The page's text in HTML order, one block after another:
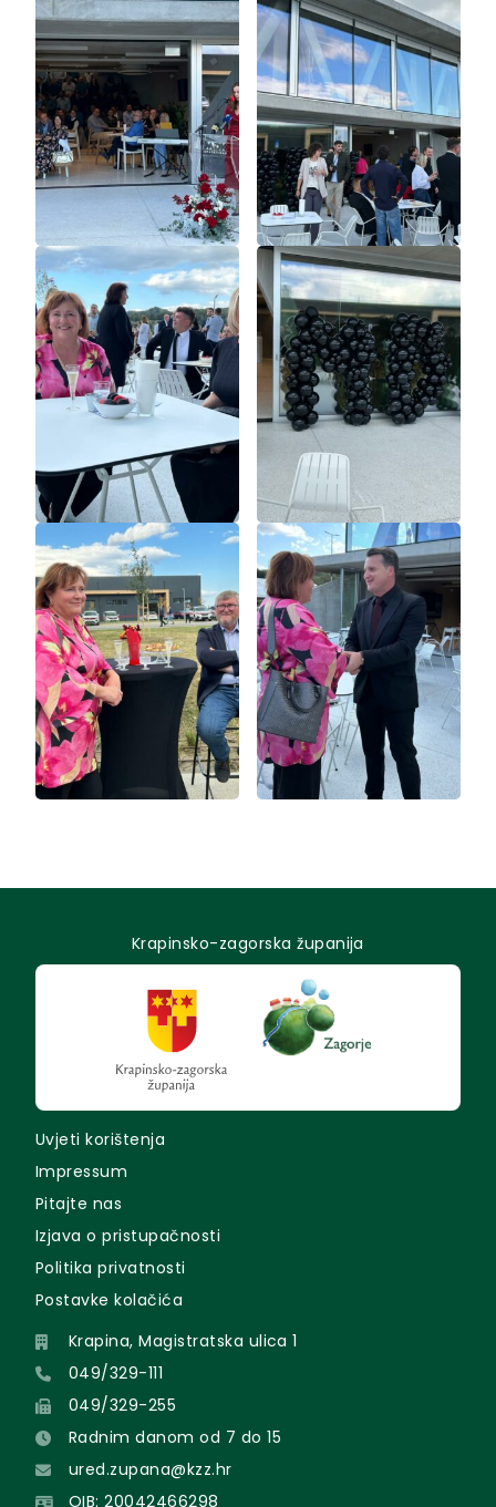
Krapinsko-zagorska županija
Uvjeti korištenja
Impressum
Pitajte nas
Izjava o pristupačnosti
Politika privatnosti
Postavke kolačića
Krapina, Magistratska ulica 1
049/329-111
049/329-255
Radnim danom od 7 do 15
ured.zupana@kzz.hr
OIB: 20042466298